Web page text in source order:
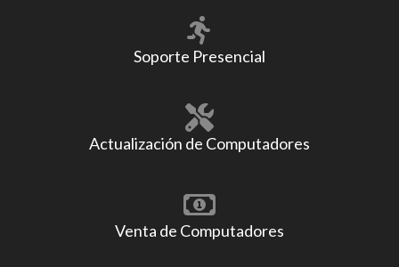
Soporte Presencial
Actualización de Computadores
Venta de Computadores